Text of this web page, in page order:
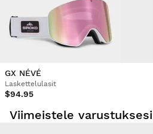
GX NÉVÉ
Laskettelulasit
$94.95
Viimeistele varustuksesi